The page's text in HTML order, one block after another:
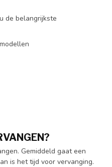
de belangrijkste
Gemiddeld gaat een
is het tijd voor vervanging.